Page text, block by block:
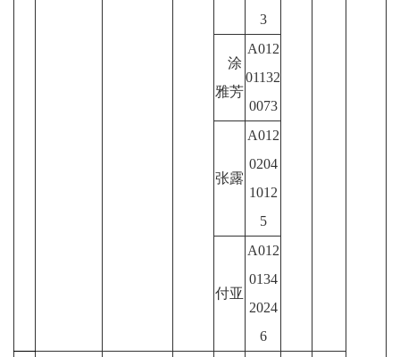
3
涂
雅芳
A012
01132
0073
张露
A012
0204
1012
5
付亚
A012
0134
2024
6